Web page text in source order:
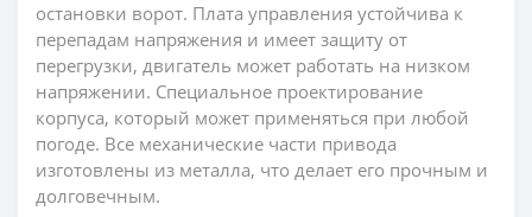
остановки ворот. Плата управления устойчива к
перепадам напряжения и имеет защиту от
перегрузки, двигатель может работать на низком
напряжении. Специальное проектирование
корпуса, который может применяться при любой
погоде. Все механические части привода
изготовлены из металла, что делает его прочным и
долговечным.